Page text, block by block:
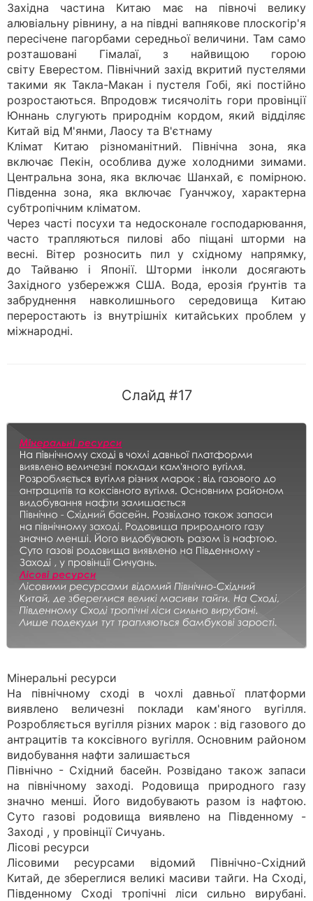
Західна частина Китаю має на півночі велику
алювіальну рівнину, а на півдні вапнякове плоскогір'я
пересічене пагорбами середньої величини. Там само
розташовані Гімалаї, з найвищою горою
світу Еверестом. Північний захід вкритий пустелями
такими як Такла-Макан і пустеля Гобі, які постійно
розростаються. Впродовж тисячоліть гори провінції
Юннань слугують природнім кордом, який відділяє
Китай від М'янми, Лаосу та В'єтнаму
Клімат Китаю різноманітний. Північна зона, яка
включає Пекін, особлива дуже холодними зимами.
Центральна зона, яка включає Шанхай, є помірною.
Південна зона, яка включає Гуанчжоу, характерна
субтропічним кліматом.
Через часті посухи та недосконале господарювання,
часто трапляються пилові або піщані шторми на
весні. Вітер розносить пил у східному напрямку,
до Тайваню і Японії. Шторми інколи досягають
Західного узбережжя США. Вода, ерозія ґрунтів та
забруднення навколишнього середовища Китаю
переростають із внутрішніх китайських проблем у
міжнародні.
Слайд #17
Мінеральні ресурси
На північному сході в чохлі давньої платформи
виявлено величезні поклади кам'яного вугілля.
Розробляється вугілля різних марок : від газового до
антрацитів та коксівного вугілля. Основним районом
видобування нафти залишається
Північно - Східний басейн. Розвідано також запаси
на північному заході. Родовища природного газу
значно менші. Його видобувають разом із нафтою.
Суто газові родовища виявлено на Південному -
Заході , у провінції Сичуань.
Лісові ресурси
Лісовими ресурсами відомий Північно-Східний
Китай, де збереглися великі масиви тайги. На Сході,
Південному Сході тропічні ліси сильно вирубані.